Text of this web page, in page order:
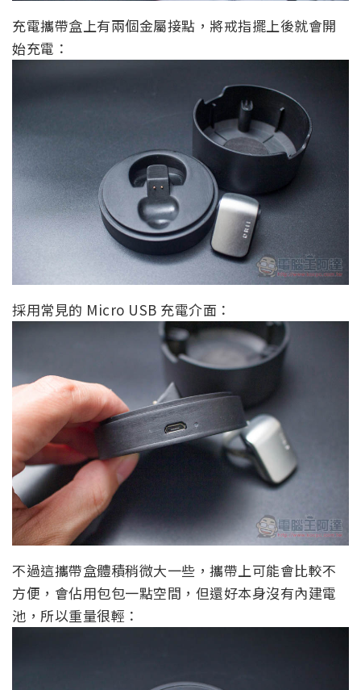
充電攜帶盒上有兩個金屬接點，將戒指擺上後就會開
始充電：
採用常見的 Micro USB 充電介面：
不過這攜帶盒體積稍微大一些，攜帶上可能會比較不
方便，會佔用包包一點空間，但還好本身沒有內建電
池，所以重量很輕：